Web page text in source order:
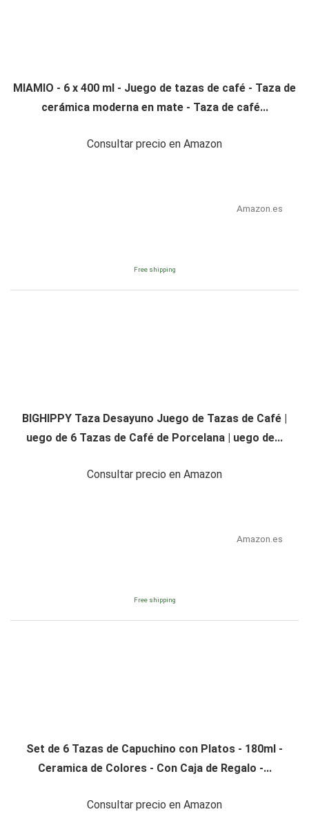
MIAMIO - 6 x 400 ml - Juego de tazas de café - Taza de
cerámica moderna en mate - Taza de café...
Consultar precio en Amazon
Amazon.es
Free shipping
BIGHIPPY Taza Desayuno Juego de Tazas de Café |
uego de 6 Tazas de Café de Porcelana | uego de...
Consultar precio en Amazon
Amazon.es
Free shipping
Set de 6 Tazas de Capuchino con Platos - 180ml -
Ceramica de Colores - Con Caja de Regalo -...
Consultar precio en Amazon